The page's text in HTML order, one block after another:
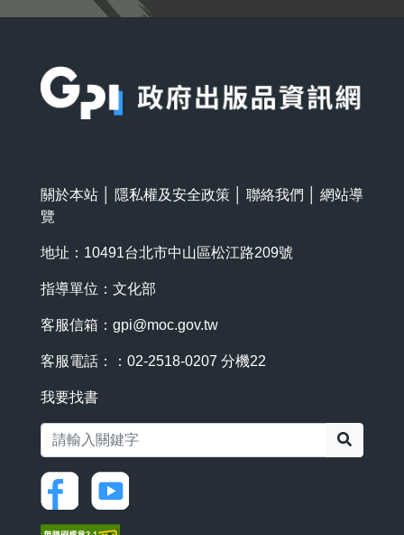
關於本站 隱私權及安全政策 聯絡我們
網站導
覽
地址：10491台北市中山區松江路209號
指導單位：文化部
客服信箱： gpi@moc.gov.tw
客服電話：：02-2518-0207 分機22
我要找書